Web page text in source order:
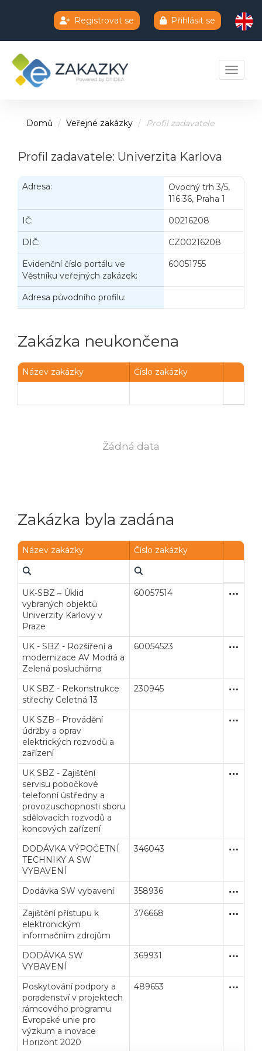
Registrovat se Přihlásit se
Toggle
Domů Veřejné zakázky Profil zadavatele
Profil zadavatele: Univerzita Karlova
Adresa:
Ovocný trh 3/5,
116 36, Praha 1
IČ: 00216208
DIČ: CZ00216208
Evidenční číslo portálu ve
Věstníku veřejných zakázek:
60051755
Adresa původního profilu:
Zakázka neukončena
Název zakázky Číslo zakázky
Žádná data
Zakázka byla zadána
Název zakázky Číslo zakázky
UK-SBZ – Úklid
vybraných objektů
Univerzity Karlovy v
Praze
60057514 Služby
UK - SBZ - Rozšíření a
modernizace AV Modrá a
Zelená posluchárna
60054523
UK SBZ - Rekonstrukce
střechy Celetná 13
230945
UK SZB - Provádění
údržby a oprav
elektrických rozvodů a
zařízení
Služby
UK SBZ - Zajištění
servisu pobočkové
telefonní ústředny a
provozuschopnosti sboru
sdělovacích rozvodů a
koncových zařízení
Služby
DODÁVKA VÝPOČETNÍ
TECHNIKY A SW
VYBAVENÍ
346043
Dodávka SW vybavení 358936
Zajištění přístupu k
elektronickým
informačním zdrojům
376668 Služby
DODÁVKA SW
VYBAVENÍ
369931
Poskytování podpory a
poradenství v projektech
rámcového programu
Evropské unie pro
výzkum a inovace
Horizont 2020
489653 Služby
Chatbot e-zakazky